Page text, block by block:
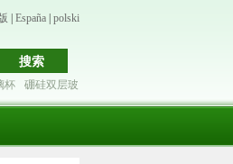
España polski
杯
硼硅双层玻